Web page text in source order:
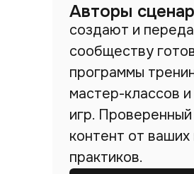
Авторы
создают и
сообществу
программы
мастер-классов
игр. Проверенный
контент от ваших
практиков.